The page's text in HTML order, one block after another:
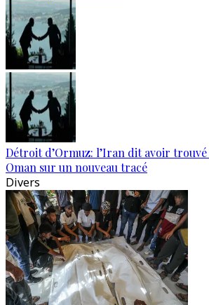
Détroit d’Ormuz: l’Iran dit avoir trouvé
Oman sur un nouveau tracé
Divers